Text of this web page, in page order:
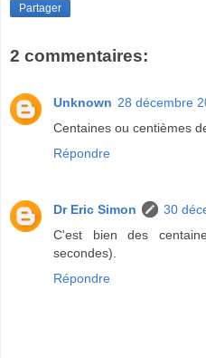
Partager
2 commentaires:
Unknown 28 décembre
Centaines ou centièmes
Répondre
Dr Eric Simon
30
C'est bien des
secondes).
Répondre